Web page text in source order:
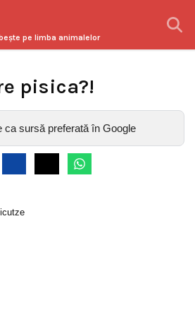
pe limba animalelor
pisica?!
ca sursă preferată în Google